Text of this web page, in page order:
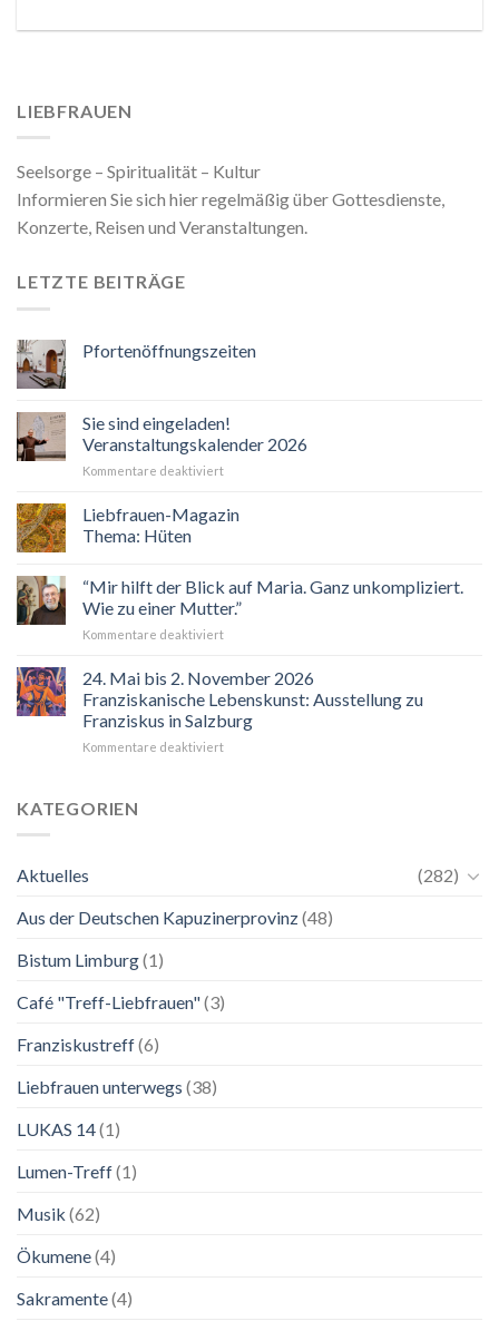
LIEBFRAUEN
Seelsorge – Spiritualität – Kultur
Informieren Sie sich hier regelmäßig über Gottesdienste,
Konzerte, Reisen und Veranstaltungen.
LETZTE BEITRÄGE
Pfortenöffnungszeiten
Sie sind eingeladen!
Veranstaltungskalender 2026
Kommentare deaktiviertfür
sind
eingeladen!
Liebfrauen-Magazin
Thema: Hüten
“Mir hilft der Blick auf Maria. Ganz unkompliziert.
Wie zu einer Mutter.”
Kommentare deaktiviertfür
hilft
der
Blick
auf
Maria.
24. Mai bis 2. November 2026
Franziskanische Lebenskunst: Ausstellung zu
Franziskus in Salzburg
Kommentare deaktiviertfür
Ausstellung
KATEGORIEN
Aktuelles
(282)
Aus der Deutschen Kapuzinerprovinz(48)
Bistum Limburg(1)
Café "Treff-Liebfrauen"(3)
Franziskustreff(6)
Liebfrauen unterwegs (38)
LUKAS 14(1)
Lumen-Treff(1)
Musik (62)
Ökumene(4)
Sakramente(4)